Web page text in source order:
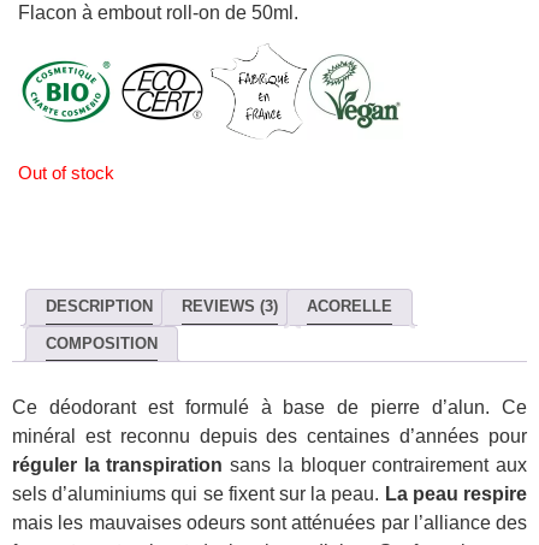
Flacon à embout roll-on de 50ml.
Out of stock
DESCRIPTION REVIEWS (3) ACORELLE
COMPOSITION
Ce déodorant est formulé à base de pierre d’alun. Ce
minéral est reconnu depuis des centaines d’années pour
réguler la transpiration sans la bloquer contrairement aux
sels d’aluminiums qui se fixent sur la peau. La peau respire
mais les mauvaises odeurs sont atténuées par l’alliance des